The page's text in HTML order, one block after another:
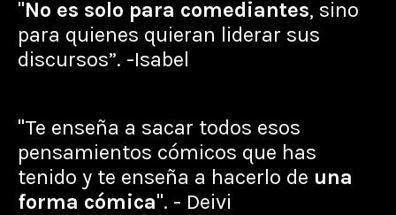
"No es solo para comediantes, sino
para quienes quieran liderar sus
discursos”. -Isabel
"Te enseña a sacar todos esos
pensamientos cómicos que has
tenido y te enseña a hacerlo de una
forma cómica". - Deivi